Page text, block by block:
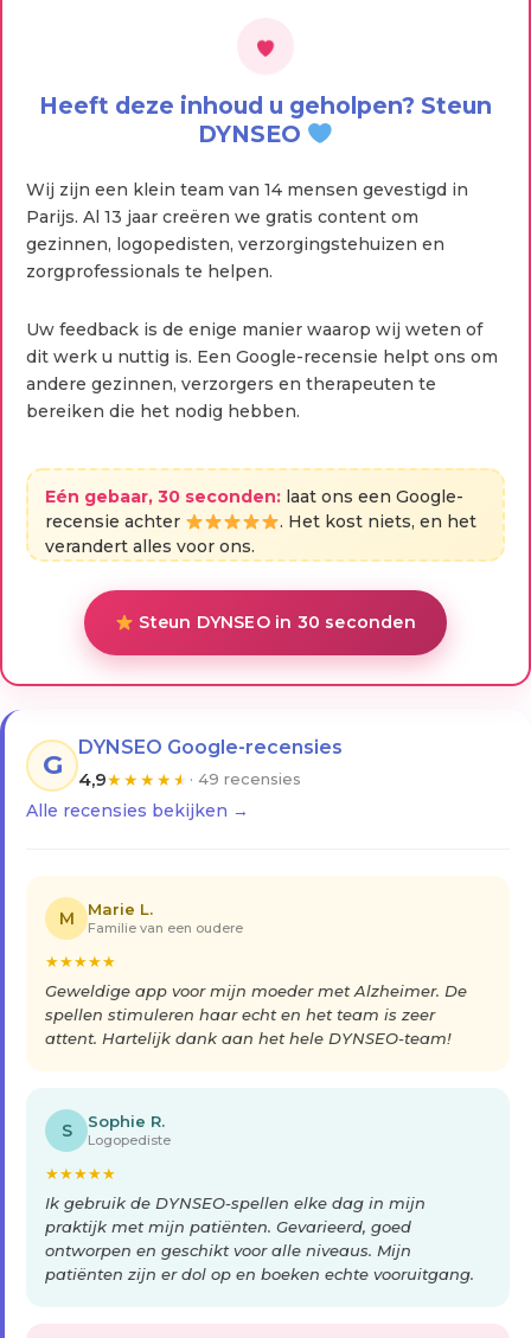
Heeft deze inhoud u geholpen? Steun
DYNSEO
Wij zijn een klein team van 14 mensen gevestigd in
Parijs. Al 13 jaar creëren we gratis content om
gezinnen, logopedisten, verzorgingstehuizen en
zorgprofessionals te helpen.
Uw feedback is de enige manier waarop wij weten of
dit werk u nuttig is. Een Google-recensie helpt ons om
andere gezinnen, verzorgers en therapeuten te
bereiken die het nodig hebben.
Eén gebaar, 30 seconden: laat ons een Google-
recensie achter
. Het kost niets, en het
verandert alles voor ons.
Steun DYNSEO in 30 seconden
G
DYNSEO Google-recensies
4,9★★★★★ · 49 recensies
Alle recensies bekijken →
M Marie L.
Familie van een oudere
★★★★★
Geweldige app voor mijn moeder met Alzheimer. De
spellen stimuleren haar echt en het team is zeer
attent. Hartelijk dank aan het hele DYNSEO-team!
S Sophie R.
Logopediste
★★★★★
Ik gebruik de DYNSEO-spellen elke dag in mijn
praktijk met mijn patiënten. Gevarieerd, goed
ontworpen en geschikt voor alle niveaus. Mijn
patiënten zijn er dol op en boeken echte vooruitgang.